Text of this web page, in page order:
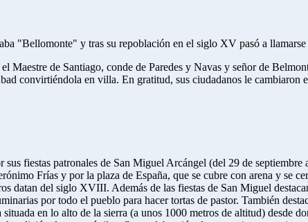
"Bellomonte" y tras su repoblación en el siglo XV pasó a
Maestre de Santiago, conde de Paredes y Navas y señor de
convirtiéndola en villa. En gratitud, sus ciudadanos le
fiestas patronales de San Miguel Arcángel (del 29 de
Frías y por la plaza de España, que se cubre con arena y se
datan del siglo XVIII. Además de las fiestas de San Miguel
por todo el pueblo para hacer tortas de pastor. También
situada en lo alto de la sierra (a unos 1000 metros de altitud) desde